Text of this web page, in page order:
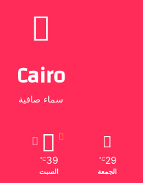
Cairo
سماء صافية
29
℃
الجمعة
39
℃
السبت